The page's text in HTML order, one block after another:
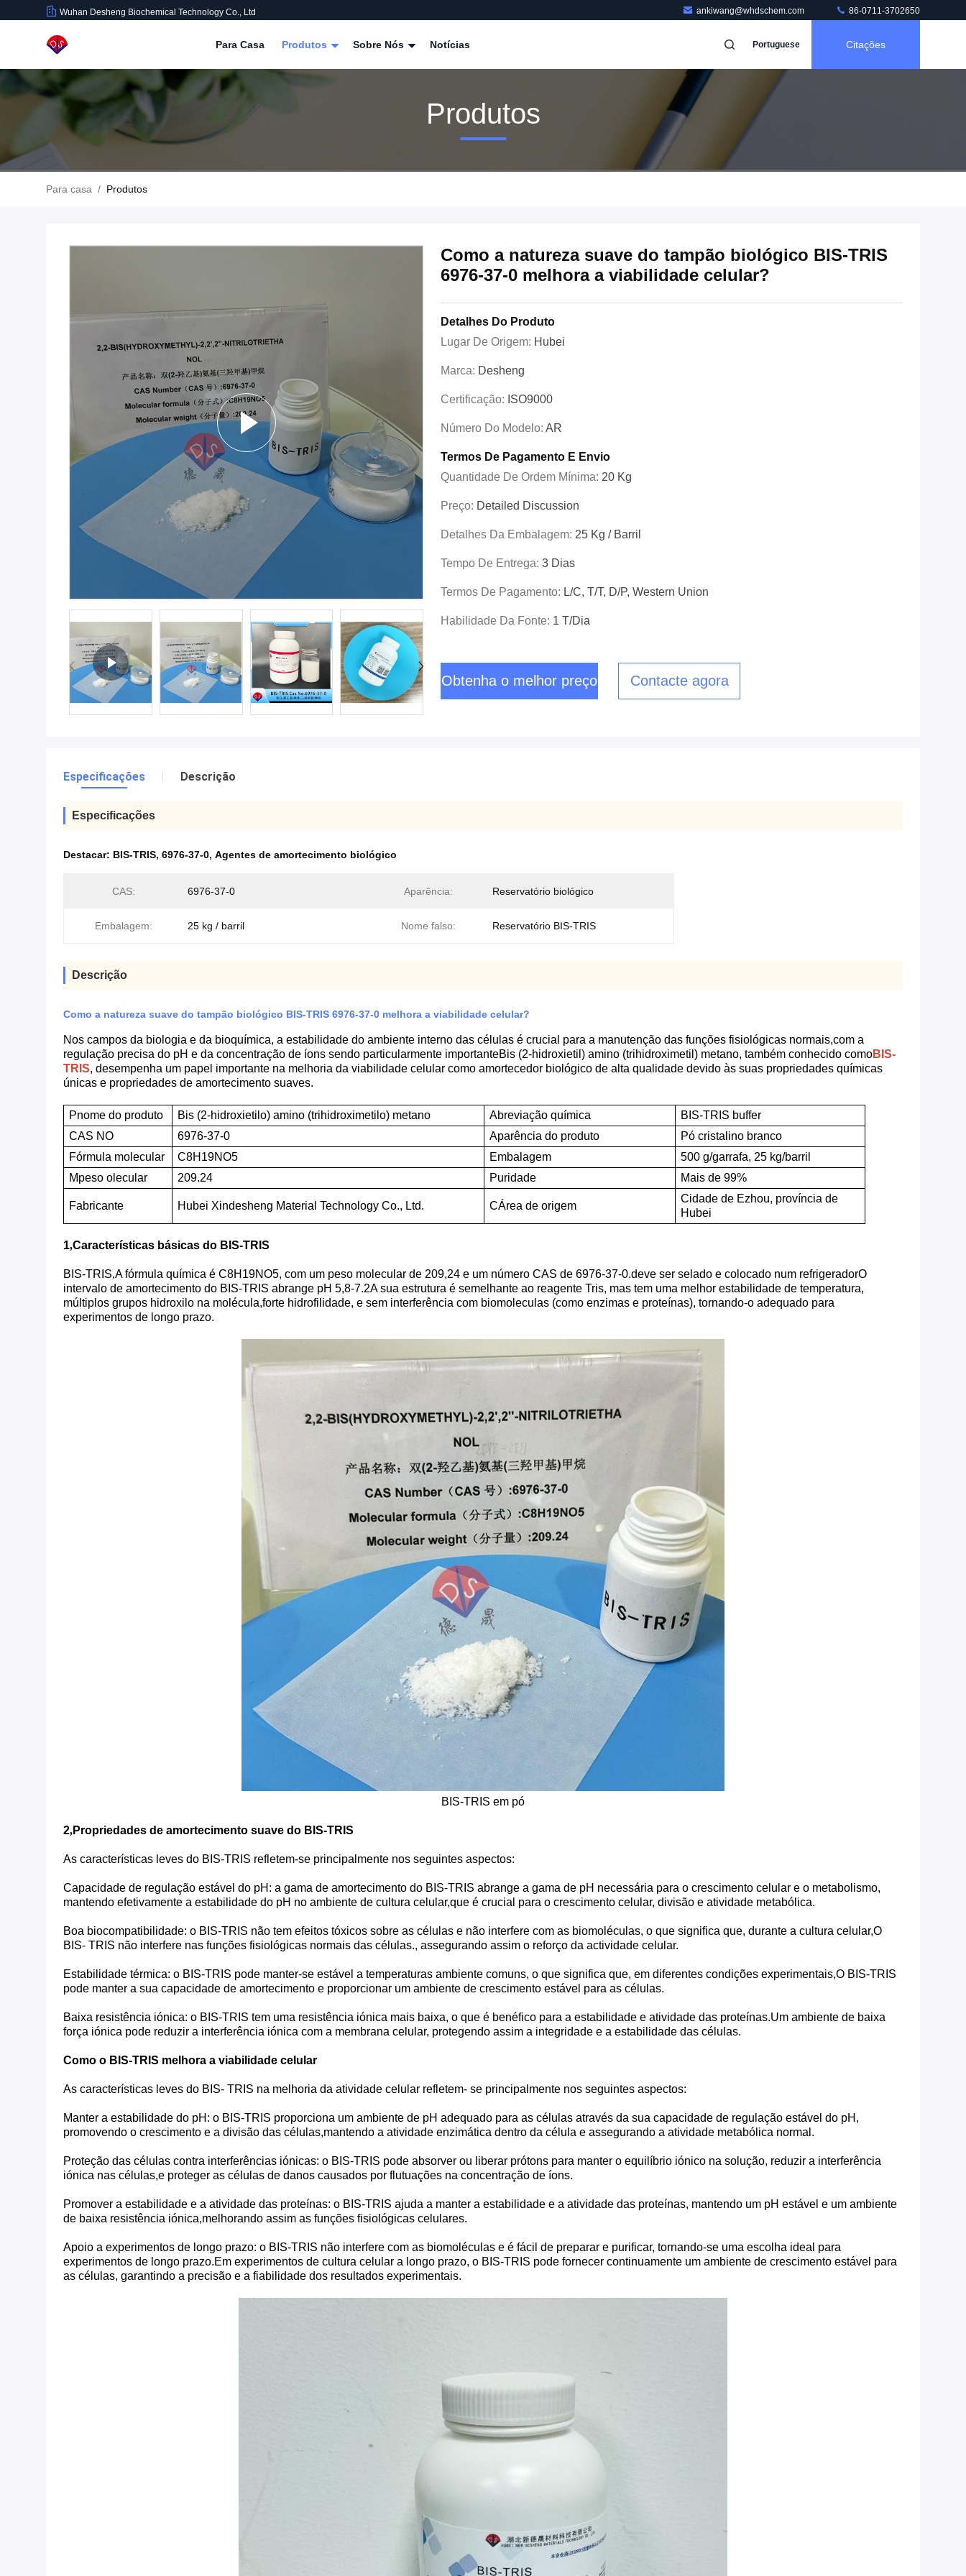
Wuhan Desheng Biochemical Technology Co., Ltd ankiwang@whdschem.com 86-0711-3702650
Para Casa Produtos Sobre Nós Notícias Portuguese Citações
Produtos
Para casa / Produtos
Como a natureza suave do tampão biológico BIS-TRIS
6976-37-0 melhora a viabilidade celular?
Detalhes Do Produto
Lugar De Origem: Hubei
Marca: Desheng
Certificação: ISO9000
Número Do Modelo: AR
Termos De Pagamento E Envio
Quantidade De Ordem Mínima: 20 Kg
Preço: Detailed Discussion
Detalhes Da Embalagem: 25 Kg / Barril
Tempo De Entrega: 3 Dias
Termos De Pagamento: L/C, T/T, D/P, Western Union
Habilidade Da Fonte: 1 T/dia
Obtenha o melhor preço Contacte agora
Especificações Descrição
Especificações
Destacar: BIS-TRIS, 6976-37-0, Agentes de amortecimento biológico
CAS: 6976-37-0 Aparência: Reservatório biológico
Embalagem: 25 kg / barril Nome falso: Reservatório BIS-TRIS
Descrição
Como a natureza suave do tampão biológico BIS-TRIS 6976-37-0 melhora a viabilidade celular?
Nos campos da biologia e da bioquímica, a estabilidade do ambiente interno das células é crucial para a manutenção das funções fisiológicas normais,com a
regulação precisa do pH e da concentração de íons sendo particularmente importanteBis (2-hidroxietil) amino (trihidroximetil) metano, também conhecido comoBIS-
TRIS, desempenha um papel importante na melhoria da viabilidade celular como amortecedor biológico de alta qualidade devido às suas propriedades químicas
únicas e propriedades de amortecimento suaves.
Pnome do produto Bis (2-hidroxietilo) amino (trihidroximetilo) metano Abreviação química
BIS-TRIS buffer
CAS NO
6976-37-0 Aparência do produto
Pó cristalino branco
Fórmula molecular
C8H19NO5 Embalagem
500 g/garrafa, 25 kg/barril
Mpeso olecular 209.24 Puridade Mais de 99%
Fabricante Hubei Xindesheng Material Technology Co., Ltd. CÁrea de origem
Cidade de Ezhou, província de
Hubei
1,Características básicas do BIS-TRIS
BIS-TRIS,A fórmula química é C8H19NO5, com um peso molecular de 209,24 e um número CAS de 6976-37-0.deve ser selado e colocado num refrigeradorO
intervalo de amortecimento do BIS-TRIS abrange pH 5,8-7.2A sua estrutura é semelhante ao reagente Tris, mas tem uma melhor estabilidade de temperatura,
múltiplos grupos hidroxilo na molécula,forte hidrofilidade, e sem interferência com biomoleculas (como enzimas e proteínas), tornando-o adequado para
experimentos de longo prazo.
BIS-TRIS em pó
2,Propriedades de amortecimento suave do BIS-TRIS
As características leves do BIS-TRIS refletem-se principalmente nos seguintes aspectos:
Capacidade de regulação estável do pH: a gama de amortecimento do BIS-TRIS abrange a gama de pH necessária para o crescimento celular e o metabolismo,
mantendo efetivamente a estabilidade do pH no ambiente de cultura celular,que é crucial para o crescimento celular, divisão e atividade metabólica.
Boa biocompatibilidade: o BIS-TRIS não tem efeitos tóxicos sobre as células e não interfere com as biomoléculas, o que significa que, durante a cultura celular,O
BIS- TRIS não interfere nas funções fisiológicas normais das células., assegurando assim o reforço da actividade celular.
Estabilidade térmica: o BIS-TRIS pode manter-se estável a temperaturas ambiente comuns, o que significa que, em diferentes condições experimentais,O BIS-TRIS
pode manter a sua capacidade de amortecimento e proporcionar um ambiente de crescimento estável para as células.
Baixa resistência iónica: o BIS-TRIS tem uma resistência iónica mais baixa, o que é benéfico para a estabilidade e atividade das proteínas.Um ambiente de baixa
força iónica pode reduzir a interferência iónica com a membrana celular, protegendo assim a integridade e a estabilidade das células.
Como o BIS-TRIS melhora a viabilidade celular
As características leves do BIS- TRIS na melhoria da atividade celular refletem- se principalmente nos seguintes aspectos:
Manter a estabilidade do pH: o BIS-TRIS proporciona um ambiente de pH adequado para as células através da sua capacidade de regulação estável do pH,
promovendo o crescimento e a divisão das células,mantendo a atividade enzimática dentro da célula e assegurando a atividade metabólica normal.
Proteção das células contra interferências iónicas: o BIS-TRIS pode absorver ou liberar prótons para manter o equilíbrio iónico na solução, reduzir a interferência
iónica nas células,e proteger as células de danos causados por flutuações na concentração de íons.
Promover a estabilidade e a atividade das proteínas: o BIS-TRIS ajuda a manter a estabilidade e a atividade das proteínas, mantendo um pH estável e um ambiente
de baixa resistência iónica,melhorando assim as funções fisiológicas celulares.
Apoio a experimentos de longo prazo: o BIS-TRIS não interfere com as biomoléculas e é fácil de preparar e purificar, tornando-se uma escolha ideal para
experimentos de longo prazo.Em experimentos de cultura celular a longo prazo, o BIS-TRIS pode fornecer continuamente um ambiente de crescimento estável para
as células, garantindo a precisão e a fiabilidade dos resultados experimentais.